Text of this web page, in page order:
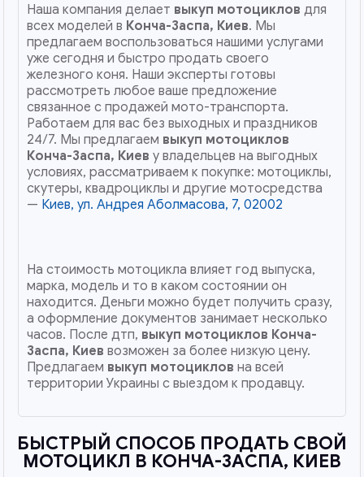
Наша компания делает выкуп мотоциклов для
всех моделей в Конча-Заспа, Киев. Мы
предлагаем воспользоваться нашими услугами
уже сегодня и быстро продать своего
железного коня. Наши эксперты готовы
рассмотреть любое ваше предложение
связанное с продажей мото-транспорта.
Работаем для вас без выходных и праздников
24/7. Мы предлагаем выкуп мотоциклов
Конча-Заспа, Киеву владельцев на выгодных
условиях, рассматриваем к покупке: мотоциклы,
скутеры, квадроциклы и другие мотосредства
— Киев, ул. Андрея Аболмасова, 7, 02002
На стоимость мотоцикла влияет год выпуска,
марка, модель и то в каком состоянии он
находится. Деньги можно будет получить сразу,
а оформление документов занимает несколько
часов. После дтп, выкуп мотоциклов Конча-
Заспа, Киев возможен за более низкую цену.
Предлагаем выкуп мотоциклов на всей
территории Украины с выездом к продавцу.
БЫСТРЫЙ СПОСОБ ПРОДАТЬ СВОЙ
МОТОЦИКЛ В КОНЧА-ЗАСПА, КИЕВ